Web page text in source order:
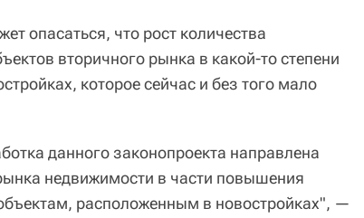
опасаться, что рост количества
вторичного рынка в какой-то степени
которое сейчас и без того мало
данного законопроекта направлена
недвижимости в части повышения
расположенным в новостройках", —